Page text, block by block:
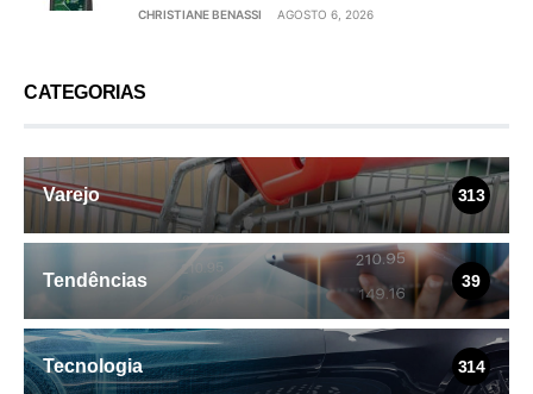
CHRISTIANE BENASSI AGOSTO 6, 2026
CATEGORIAS
Varejo 313
Tendências 39
Tecnologia 314